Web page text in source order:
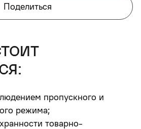
Поделиться
пропускного и
режима;
товарно-